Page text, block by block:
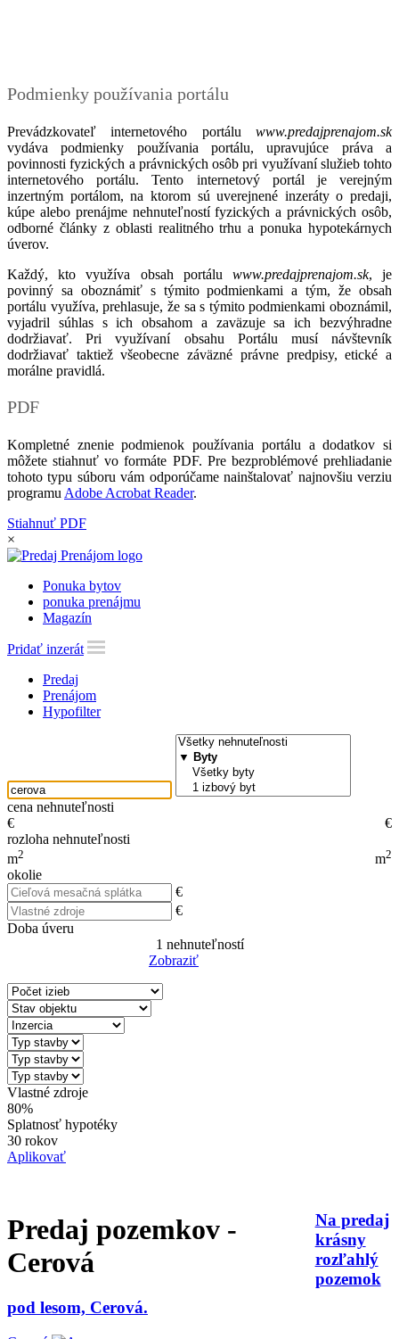
Podmienky používania portálu
Prevádzkovateľ internetového portálu www.predajprenajom.sk
vydáva podmienky používania portálu, upravujúce práva a
povinnosti fyzických a právnických osôb pri využívaní služieb tohto
internetového portálu. Tento internetový portál je verejným
inzertným portálom, na ktorom sú uverejnené inzeráty o predaji,
kúpe alebo prenájme nehnuteľností fyzických a právnických osôb,
odborné články z oblasti realitného trhu a ponuka hypotekárnych
úverov.
Každý, kto využíva obsah portálu www.predajprenajom.sk, je
povinný sa oboznámiť s týmito podmienkami a tým, že obsah
portálu využíva, prehlasuje, že sa s týmito podmienkami oboznámil,
vyjadril súhlas s ich obsahom a zaväzuje sa ich bezvýhradne
dodržiavať. Pri využívaní obsahu Portálu musí návštevník
dodržiavať taktiež všeobecne záväzné právne predpisy, etické a
morálne pravidlá.
PDF
Kompletné znenie podmienok používania portálu a dodatkov si
môžete stiahnuť vo formáte PDF. Pre bezproblémové prehliadanie
tohoto typu súboru vám odporúčame nainštalovať najnovšiu verziu
programu Adobe Acrobat Reader.
Stiahnuť PDF
×
Ponuka bytov
ponuka prenájmu
Magazín
Pridať inzerát
Predaj
Prenájom
Hypofilter
cena nehnuteľnosti
€
€
rozloha nehnuteľnosti
m2 m2
okolie
€
€
Doba úveru
1 nehnuteľností
Zobraziť
Vlastné zdroje
80%
Splatnosť hypotéky
30 rokov
Aplikovať
Predaj pozemkov -
Cerová
Na predaj
krásny
rozľahlý
pozemok
pod lesom, Cerová.